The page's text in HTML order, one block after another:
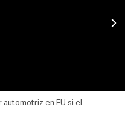
en EU si el